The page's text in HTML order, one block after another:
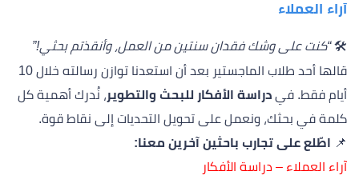
آراء العملاء
🛠️“كنت على وشك فقدان سنتين من العمل، وأنقذتم بحثي!”
قالها أحد طلاب الماجستير بعد أن استعدنا توازن رسالته خلال 10
أيام فقط. في دراسة الأفكار للبحث والتطوير، نُدرك أهمية كل
كلمة في بحثك، ونعمل على تحويل التحديات إلى نقاط قوة.
📌 اطّلع على تجارب باحثين آخرين معنا:
آراء العملاء – دراسة الأفكار